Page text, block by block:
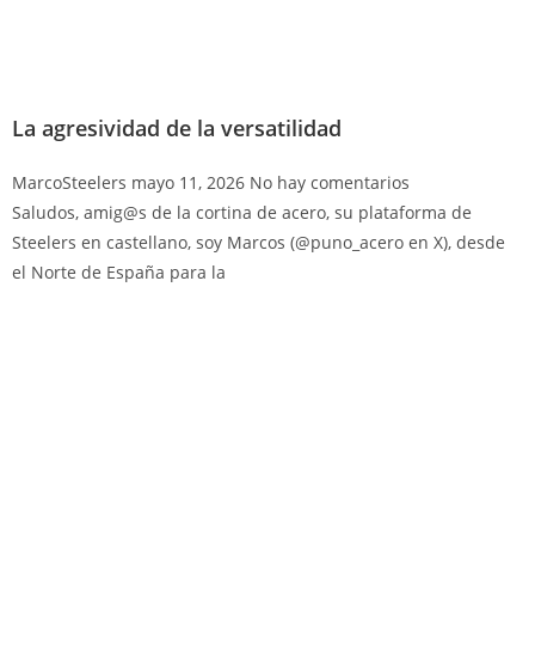
La agresividad de la versatilidad
MarcoSteelers mayo 11, 2026 No hay comentarios
Saludos, amig@s de la cortina de acero, su plataforma de
Steelers en castellano, soy Marcos (@puno_acero en X), desde
el Norte de España para la